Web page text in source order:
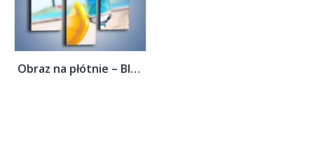
Obraz na płótnie – Blue curacao z miętą –...